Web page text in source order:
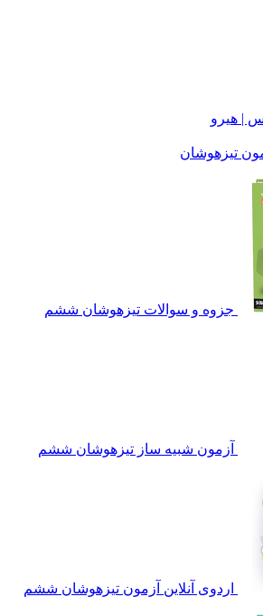
| هیرو
تیزهوشان
جزوه و سوالات تیزهوشان ششم
آزمون شبیه ساز تیزهوشان ششم
اردوی آنلاین آزمون تیزهوشان ششم